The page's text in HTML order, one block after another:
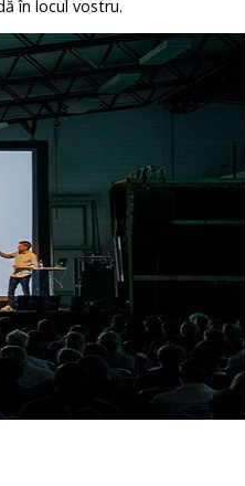
în locul vostru.